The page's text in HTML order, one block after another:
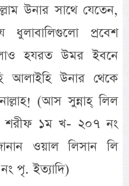
উনার সাথে যেতেন,
প্রবেশ
হযরত উমর ইবনে
আলাইহি উনার থেকে
(আস সুন্নাহ্ লিল
শরীফ ১ম খ- ২০৭ নং
ওয়াল লিসান লি
পৃ. ইত্যাদি)